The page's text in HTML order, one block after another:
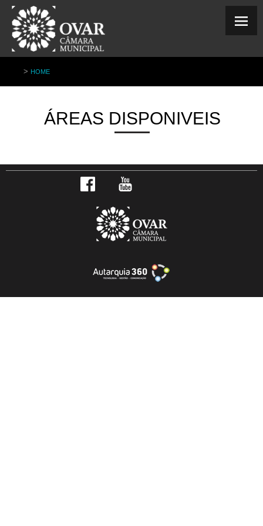
> HOME
ÁREAS DISPONIVEIS